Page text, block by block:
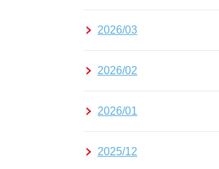
2026/03
2026/02
2026/01
2025/12